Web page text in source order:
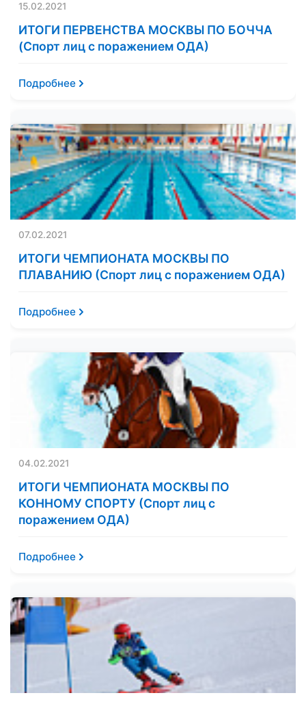
15.02.2021
ИТОГИ ПЕРВЕНСТВА МОСКВЫ ПО БОЧЧА
(Спорт лиц с поражением ОДА)
Подробнее
07.02.2021
ИТОГИ ЧЕМПИОНАТА МОСКВЫ ПО
ПЛАВАНИЮ (Спорт лиц с поражением ОДА)
Подробнее
04.02.2021
ИТОГИ ЧЕМПИОНАТА МОСКВЫ ПО
КОННОМУ СПОРТУ (Спорт лиц с
поражением ОДА)
Подробнее